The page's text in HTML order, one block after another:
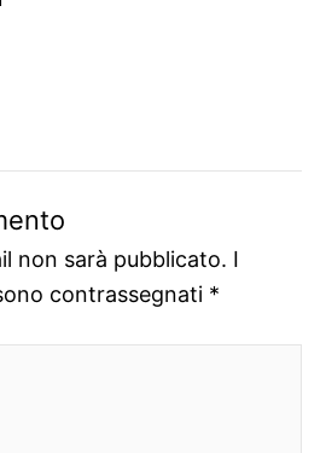
non sarà pubblicato. I
contrassegnati *